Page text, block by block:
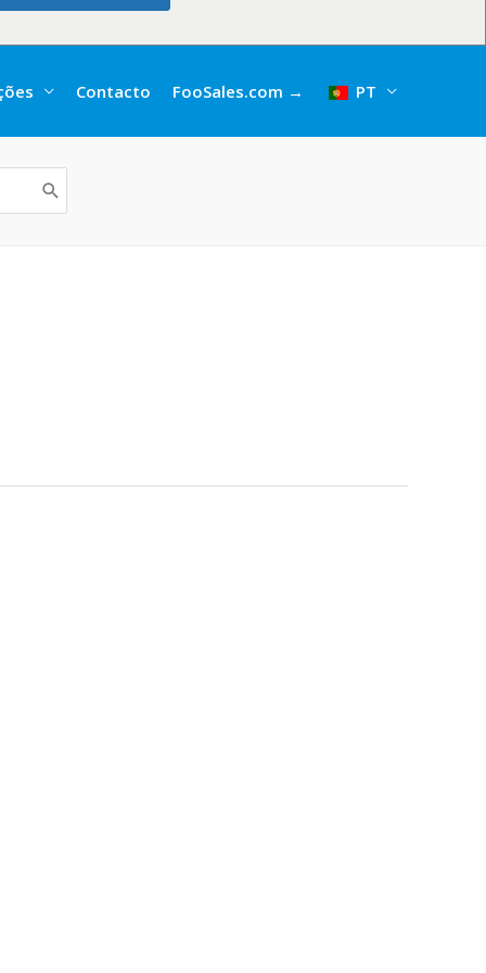
Contacto FooSales.com → PT